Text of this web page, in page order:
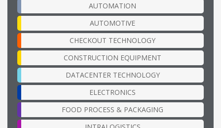
AUTOMATION
AUTOMOTIVE
CHECKOUT TECHNOLOGY
CONSTRUCTION EQUIPMENT
DATACENTER TECHNOLOGY
ELECTRONICS
FOOD PROCESS & PACKAGING